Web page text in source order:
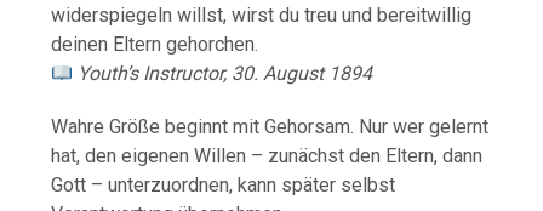
widerspiegeln willst, wirst du treu und bereitwillig
deinen Eltern gehorchen.
Youth’s Instructor, 30. August 1894
Wahre Größe beginnt mit Gehorsam. Nur wer gelernt
hat, den eigenen Willen – zunächst den Eltern, dann
Gott – unterzuordnen, kann später selbst